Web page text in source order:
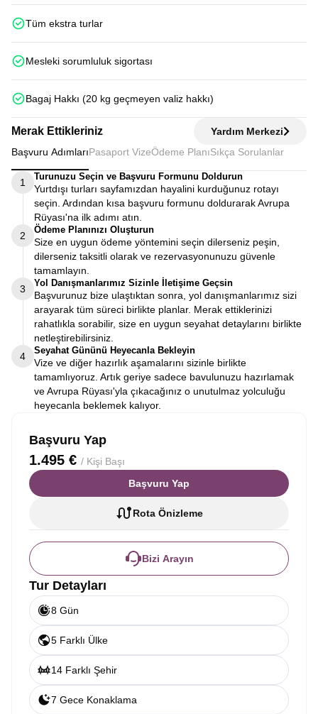
Tüm ekstra turlar
Mesleki sorumluluk sigortası
Bagaj Hakkı (20 kg geçmeyen valiz hakkı)
Merak Ettikleriniz
Yardım Merkezi
Başvuru AdımlarıPasaport VizeÖdeme Planı Sıkça Sorulanlar
1
Turunuzu Seçin ve Başvuru Formunu Doldurun
Yurtdışı turları sayfamızdan hayalini kurduğunuz rotayı
seçin. Ardından kısa başvuru formunu doldurarak Avrupa
Rüyası'na ilk adımı atın.
2
Ödeme Planınızı Oluşturun
Size en uygun ödeme yöntemini seçin dilerseniz peşin,
dilerseniz taksitli olarak ve rezervasyonunuzu güvenle
tamamlayın.
3
Yol Danışmanlarımız Sizinle İletişime Geçsin
Başvurunuz bize ulaştıktan sonra, yol danışmanlarımız sizi
arayarak tüm süreci birlikte planlar. Merak ettiklerinizi
rahatlıkla sorabilir, size en uygun seyahat detaylarını birlikte
netleştirebilirsiniz.
4
Seyahat Gününü Heyecanla Bekleyin
Vize ve diğer hazırlık aşamalarını sizinle birlikte
tamamlıyoruz. Artık geriye sadece bavulunuzu hazırlamak
ve Avrupa Rüyası'yla çıkacağınız o unutulmaz yolculuğu
heyecanla beklemek kalıyor.
Başvuru Yap
1.495 € / Kişi Başı
Başvuru Yap
Rota Önizleme
Bizi Arayın
Tur Detayları
8 Gün
5 Farklı Ülke
14 Farklı Şehir
7 Gece Konaklama